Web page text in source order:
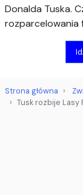
Donalda Tuska.
rozparcelowania
Strona główna
Tusk rozbije Lasy